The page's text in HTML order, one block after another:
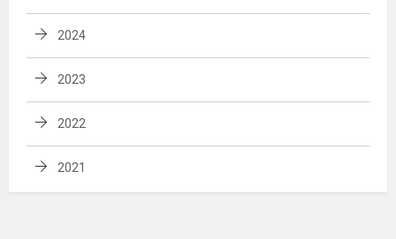
2024
2023
2022
2021